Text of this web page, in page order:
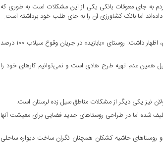
به جای معوقات بانکی یکی از این مشکلات است به طوری که
اما بانک کشاورزی آن را به جای طلب خود برداشته است.
یکی دیگر از سیل زدگان پلدختری که اهل روستای «بابازید» است نیز در سخنانی، اظهار داشت: روستای «بابازید» در جریان وقوع سیلاب ۱۰۰ درصد
همین عدم تهیه طرح هادی است و نمی‌توانیم کارهای خود را
نیز یکی دیگر از مشکلات مناطق سیل زده لرستان است.
شده اما در طراحی روستاهای جدید فضایی برای معیشت آنها
روستاهای حاشیه کشکان همچنان نگران ساخت دیواره ساحلی